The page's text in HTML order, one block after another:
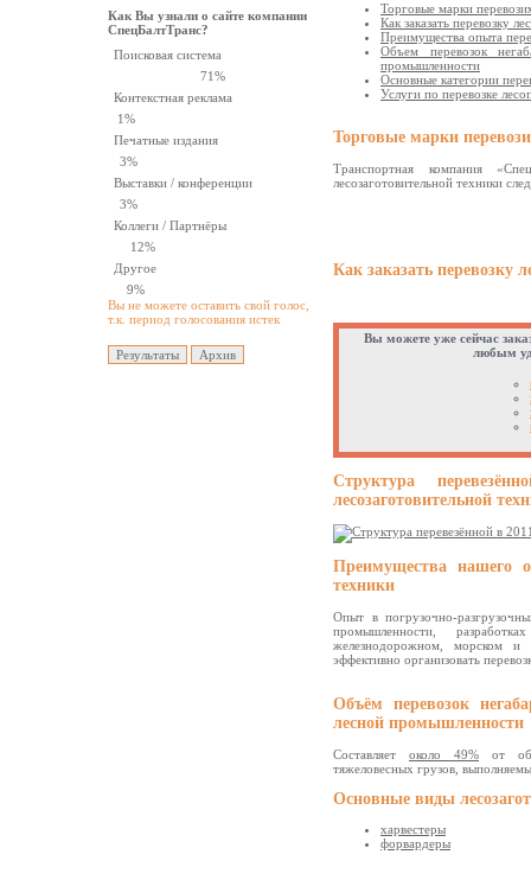
Как Вы узнали о сайте компании
СпецБалтТранс?
Поисковая система
71%
Контекстная реклама
1%
Печатные издания
3%
Выставки / конференции
3%
Коллеги / Партнёры
12%
Другое
9%
Вы не можете оставить свой голос,
т.к. период голосования истек
Торговые марки
Как заказать перевозку
Преимущества опыта
Объем перевозок
промышленности
Основные категории
Услуги по перевозке
Торговые марки
Транспортная компания
лесозаготовительной техники
Как заказать перевозку
Вы можете уже сейчас
любым
Структура
лесозаготовительной
Преимущества нашего
техники
Опыт в погрузочно-
промышленности,
железнодорожном, морском и
эффективно организовать
Объём перевозок
лесной промышленности
Составляет около 49% от
тяжеловесных грузов,
Основные виды
харвестеры
форвардеры